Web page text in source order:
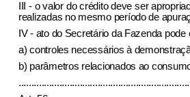
III - o valor do crédito deve ser
realizadas no mesmo período de
IV - ato do Secretário da Fazenda pode
a) controles necessários à
b) parâmetros relacionados ao